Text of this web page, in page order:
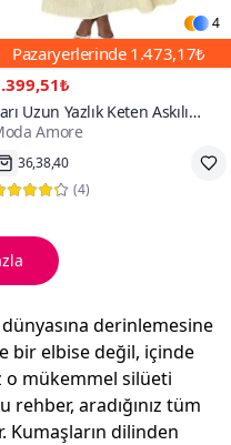
4
Pazaryerlerinde 1.473,17₺
Uzun Yazlık Keten Askılı
Ve Gipe Detaylı Elbise
Amore
36,38,40
(4)
derinlemesine
bir elbise değil, içinde
o mükemmel silüeti
rehber, aradığınız tüm
Kumaşların dilinden